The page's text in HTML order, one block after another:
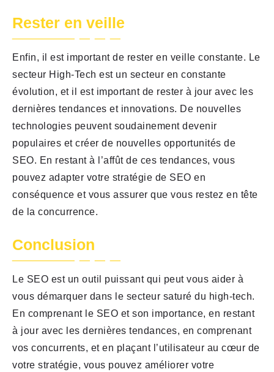
Rester en veille
Enfin, il est important de rester en veille constante. Le
secteur High-Tech est un secteur en constante
évolution, et il est important de rester à jour avec les
dernières tendances et innovations. De nouvelles
technologies peuvent soudainement devenir
populaires et créer de nouvelles opportunités de
SEO. En restant à l’affût de ces tendances, vous
pouvez adapter votre stratégie de SEO en
conséquence et vous assurer que vous restez en tête
de la concurrence.
Conclusion
Le SEO est un outil puissant qui peut vous aider à
vous démarquer dans le secteur saturé du high-tech.
En comprenant le SEO et son importance, en restant
à jour avec les dernières tendances, en comprenant
vos concurrents, et en plaçant l’utilisateur au cœur de
votre stratégie, vous pouvez améliorer votre